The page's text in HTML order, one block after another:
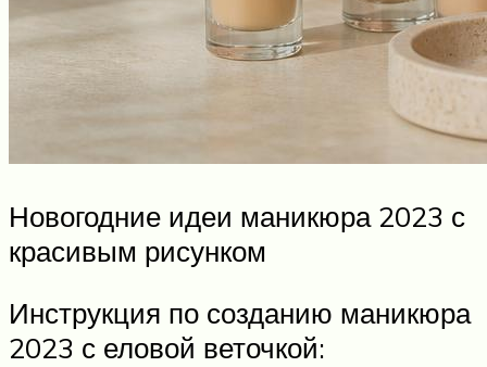
Новогодние идеи маникюра 2023 с
красивым рисунком
Инструкция по созданию маникюра
2023 с еловой веточкой: